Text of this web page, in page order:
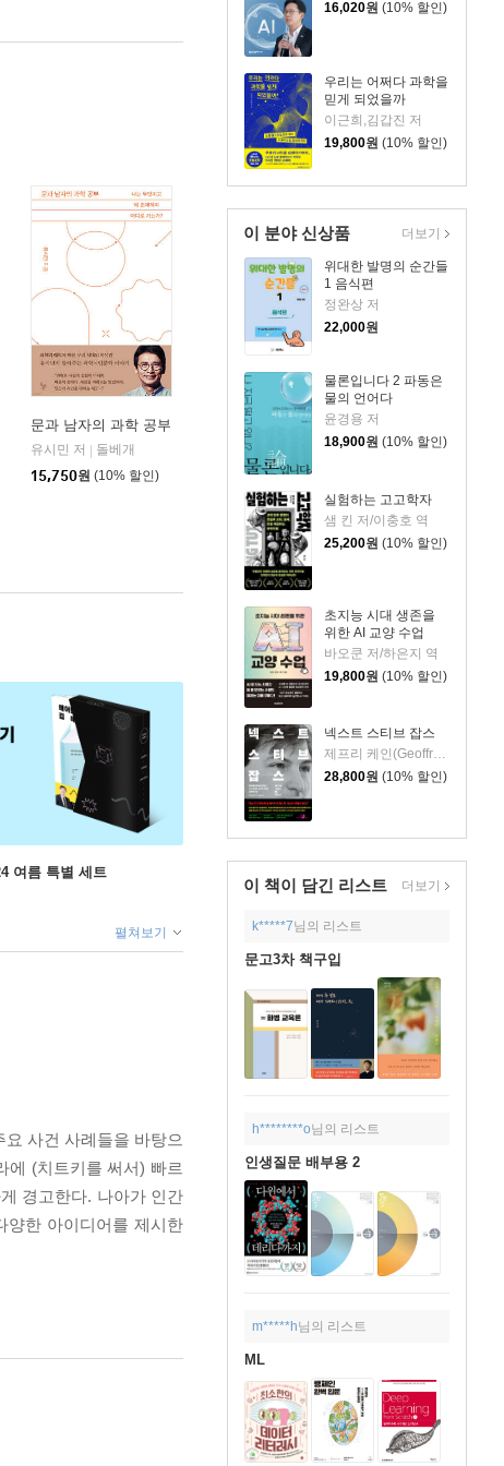
16,020원 (10% 할인)
우리는 어쩌다 과학을
믿게 되었을까
이근희,김갑진 저
19,800원 (10% 할인)
이 분야 신상품
위대한 발명의 순간들
1 음식편
정완상 저
22,000원
물론입니다 2 파동은
물의 언어다
윤경용 저
18,900원 (10% 할인)
실험하는 고고학자
샘 킨 저/이충호 역
25,200원 (10% 할인)
초지능 시대 생존을
위한 AI 교양 수업
바오쿤 저/하은지 역
19,800원 (10% 할인)
넥스트 스티브 잡스
제프리 케인(Geoffrey Cain) 저/이민석 역
28,800원 (10% 할인)
더보기
이 책이 담긴 리스트 더보기
k*****7님의 리스트
문고3차 책구입
h********o님의 리스트
인생질문 배부용 2
m*****h님의 리스트
ML
문과 남자의 과학 공부
유시민 저
돌베개
15,750원 (10% 할인)
여름 특별 세트
펼쳐보기
사건 사례들을 바탕으
에 (치트키를 써서) 빠르
경고한다. 나아가 인간
양한 아이디어를 제시한